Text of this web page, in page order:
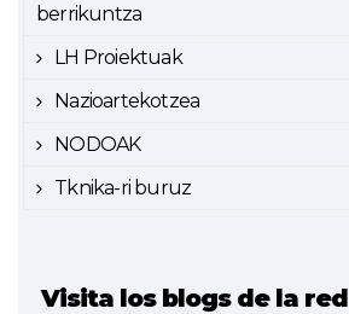
berrikuntza
LH Proiektuak
Nazioartekotzea
NODOAK
Tknika-ri buruz
Visita los blogs de la red